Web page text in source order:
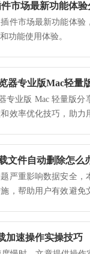
市场最新功能体验
件市场最新功能体验
功能使用体验。
器专业版Mac轻量
专业版 Mac 轻量版
效率优化技巧，助力
文件自动删除怎么
严重影响数据安全，
，帮助用户有效避免
加速操作实操技巧